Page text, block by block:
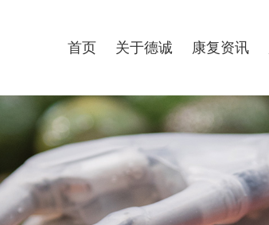
首页 关于德诚 康复资讯